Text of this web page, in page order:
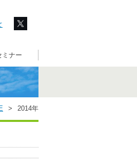
ミナー
> 2014年